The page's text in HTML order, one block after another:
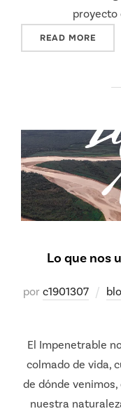
proyecto
READ MORE
Lo que nos
por c1901307
El Impenetrable
colmado de vida,
de dónde
nuestra